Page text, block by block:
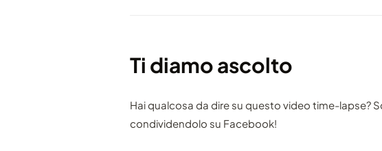
Ti diamo ascolto
Hai qualcosa da dire su questo video time-lapse?
condividendolo su Facebook!